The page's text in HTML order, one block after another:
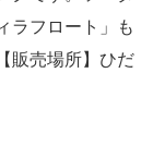
ラフロート」も
販売場所】ひだ